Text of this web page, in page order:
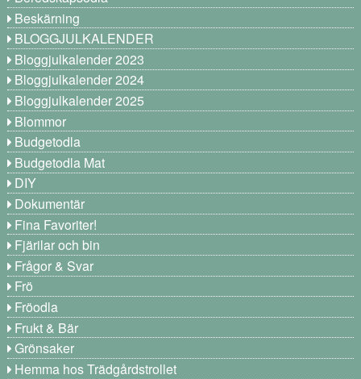
Beskärning
BLOGGJULKALENDER
Bloggjulkalender 2023
Bloggjulkalender 2024
Bloggjulkalender 2025
Blommor
Budgetodla
Budgetodla Mat
DIY
Dokumentär
Fina Favoriter!
Fjärilar och bin
Frågor & Svar
Frö
Fröodla
Frukt & Bär
Grönsaker
Hemma hos Trädgårdstrollet